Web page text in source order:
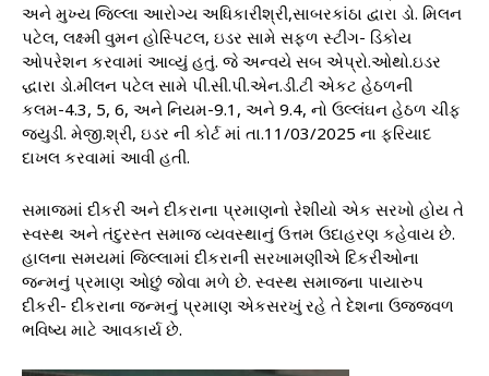
અને મુખ્ય જિલ્લા આરોગ્ય અધિકારીશ્રી,સાબરકાંઠા દ્વારા ડો. મિલન
પટેલ, લક્ષ્મી વુમન હોસ્પિટલ, ઇડર સામે સફળ સ્ટીગ- ડિકોય
ઓપરેશન કરવામાં આવ્યું હતું. જે અન્વયે સબ એપ્રો.ઓથો.ઇડર
દ્ધારા ડો.મીલન પટેલ સામે પી.સી.પી.એન.ડી.ટી એકટ હેઠળની
કલમ-4.3, 5, 6, અને નિયમ-9.1, અને 9.4, નો ઉલ્લંઘન હેઠળ ચીફ
જ્યુડી. મેજી.શ્રી, ઇડર ની કોર્ટ માં તા.11/03/2025 ના ફરિયાદ
દાખલ કરવામાં આવી હતી.
સમાજમાં દીકરી અને દીકરાના પ્રમાણનો રેશીયો એક સરખો હોય તે
સ્વસ્થ અને તંદુરસ્ત સમાજ વ્યવસ્થાનું ઉત્તમ ઉદાહરણ કહેવાય છે.
હાલના સમયમાં જિલ્લામાં દીકરાની સરખામણીએ દિકરીઓના
જન્મનું પ્રમાણ ઓછું જોવા મળે છે. સ્વસ્થ સમાજના પાયારુપ
દીકરી- દીકરાના જન્મનું પ્રમાણ એકસરખું રહે તે દેશના ઉજ્જ્વળ
ભવિષ્ય માટે આવકાર્ય છે.